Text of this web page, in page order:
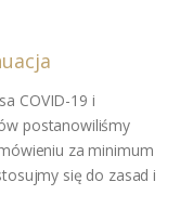
COVID-19 i
postanowiliśmy
za minimum
się do zasad i